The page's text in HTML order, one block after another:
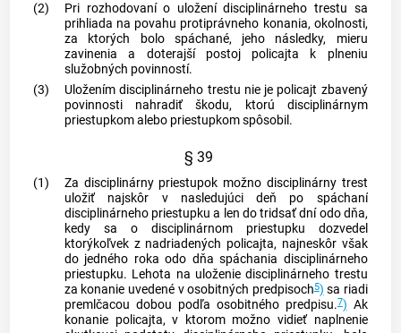
(2)
Pri rozhodovaní o uložení disciplinárneho trestu sa
prihliada na povahu protiprávneho konania, okolnosti,
za ktorých bolo spáchané, jeho následky, mieru
zavinenia a doterajší postoj policajta k plneniu
služobných povinností.
(3)
Uložením disciplinárneho trestu nie je policajt zbavený
povinnosti nahradiť škodu, ktorú disciplinárnym
priestupkom alebo priestupkom spôsobil.
§ 39
(1)
Za disciplinárny priestupok možno disciplinárny trest
uložiť najskôr v nasledujúci deň po spáchaní
disciplinárneho priestupku a len do tridsať dní odo dňa,
kedy sa o disciplinárnom priestupku dozvedel
ktorýkoľvek z nadriadených policajta, najneskôr však
do jedného roka odo dňa spáchania disciplinárneho
priestupku. Lehota na uloženie disciplinárneho trestu
za konanie uvedené v osobitných predpisoch5) sa riadi
premlčacou dobou podľa osobitného predpisu.7) Ak
konanie policajta, v ktorom možno vidieť naplnenie